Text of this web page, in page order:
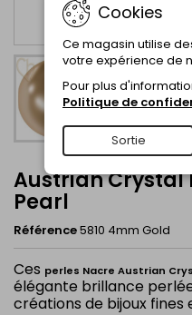
Austrian Crystal
Pearl
Référence5810 4mm Gold
Ces perles Nacre Austrian
élégante brillance
créations de bijoux
Cookies
Ce magasin utilise
votre expérience de
Pour plus
Politique de
Sortie